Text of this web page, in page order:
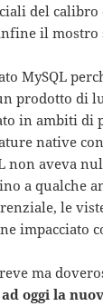
del
il mostro
MySQL
prodotto di
in ambiti di
native
non aveva
a qualche
le
impacciato
ma
ad oggi la